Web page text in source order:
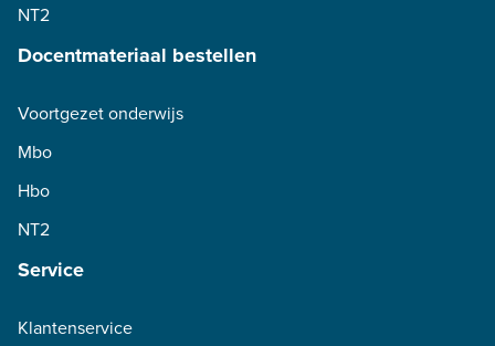
NT2
Docentmateriaal bestellen
Voortgezet onderwijs
Mbo
Hbo
NT2
Service
Klantenservice